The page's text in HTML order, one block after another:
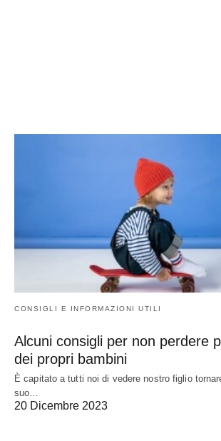
CONSIGLI E INFORMAZIONI UTILI
Alcuni consigli per non perdere
dei propri bambini
È capitato a tutti noi di vedere nostro figlio
suo…
20 Dicembre 2023